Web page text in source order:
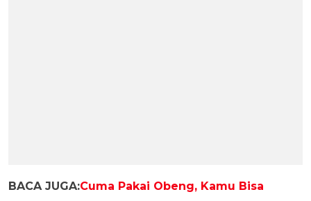
BACA JUGA:Cuma Pakai Obeng, Kamu Bisa